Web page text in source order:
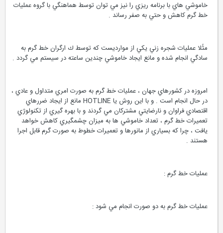
خاموشي هاي با برنامه ريزي را نيز مي توان توسط هماهنگي با گروه عمليات
خط گرم كاهش و حتي به صفر رساند .
مثًلا عمليات شجره زني يكي از موارديست كه توسط ك ارگران خط گرم به
سادگي انجام شده و مانع ايجاد خاموشي چندين ساعته در سيستم مي گردد .
امروزه در كشورهاي جهان ، عمليات خط گرم به صورت امري متداول و عادي ،
در حال انجام است . و با اين روش يا HOTLINE مانع از ايجاد ضررهاي
اقتصادي فراوان و نارضايتي مشتركان مي گردند و با بهره گيري از تكنولوژي
تعميرات خط گرم ، تعداد خاموشي ها به ميزان چشمگيري كاهش خواهد
يافت ، چرا كه بسياري از مانورها و تعميرات خطوط به صورت گرم قابل اجرا
هستند .
عمليات خط گرم :
عمليات خط گرم به دو صورت انجام مي شود :